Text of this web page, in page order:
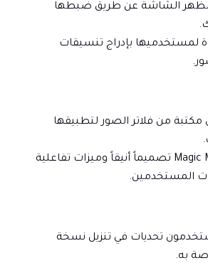
مظهر الشاشة عن طريق ضبطها
لمستخدميها بإدراج تنسيقات
من فلاتر الصور لتطبيقها
يوفر Magic Mirror تصميماً أنيقاً وميزات تفاعلية
المستخدمين.
تحديات في تنزيل نسخة
به.